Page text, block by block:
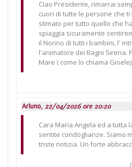
Ciao Presidente, rimarrai
cuori di tutte le persone che
stimato per tutto quello che
spiaggia sicuramente
il Nonno di tutti i bambini, l'
l'animatore dei Bagni Sirena.
Mare ( come lo chiama
Arluno, 22/04/2026 ore 20:20
Cara Maria Angela ed a tutta
sentite condoglianze. Siamo
triste notizia. Un forte